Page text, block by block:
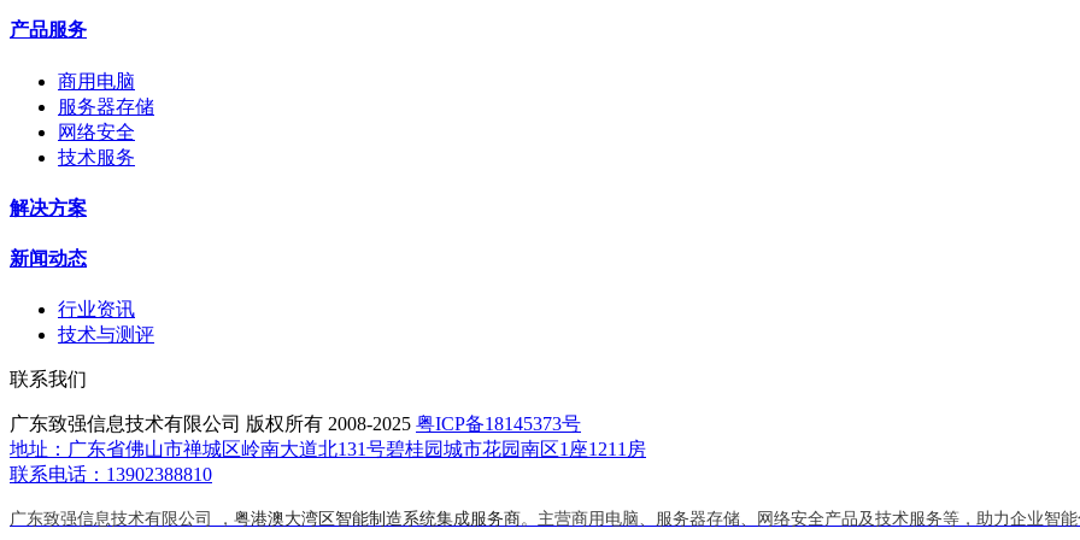
产品服务
商用电脑
服务器存储
网络安全
技术服务
解决方案
新闻动态
行业资讯
技术与测评
联系我们
广东致强信息技术有限公司 版权所有 2008-2025 粤ICP备18145373号
地址：广东省佛山市禅城区岭南大道北131号碧桂园城市花园南区1座1211房
联系电话：13902388810
广东致强信息技术有限公司 ， 粤港澳大湾区智能制造系统集成服务商。主营商用电脑、服务器存储、网络安全产品及技术服务等，助力企业智